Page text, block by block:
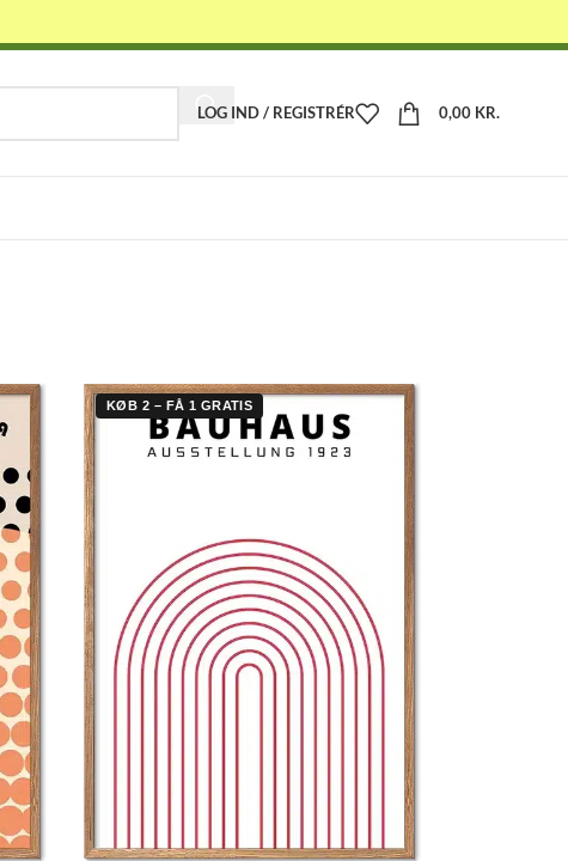
LOG IND / REGISTRÉR 0,00 KR.
KØB 2 – FÅ 1 GRATIS